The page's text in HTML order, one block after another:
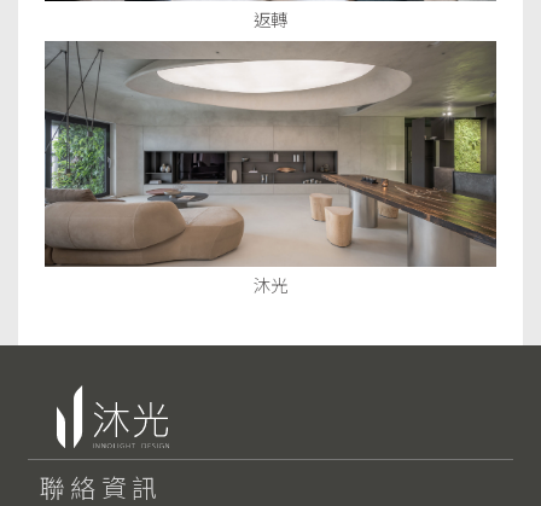
返轉
沐光
聯絡資訊